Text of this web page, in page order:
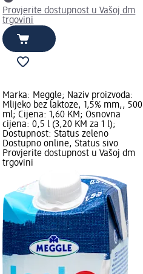
Provjerite dostupnost u Vašoj dm
trgovini
Marka: Meggle; Naziv proizvoda:
Mlijeko bez laktoze, 1,5% mm,, 500
ml; Cijena: 1,60 KM; Osnovna
cijena: 0,5 l (3,20 KM za 1 l);
Dostupnost: Status zeleno
Dostupno online, Status sivo
Provjerite dostupnost u Vašoj dm
trgovini